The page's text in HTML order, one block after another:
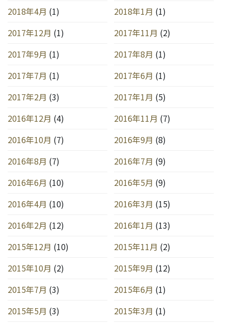
2018年4月 (1) 2018年1月 (1)
2017年12月 (1) 2017年11月 (2)
2017年9月 (1) 2017年8月 (1)
2017年7月 (1) 2017年6月 (1)
2017年2月 (3) 2017年1月 (5)
2016年12月 (4) 2016年11月 (7)
2016年10月 (7) 2016年9月 (8)
2016年8月 (7) 2016年7月 (9)
2016年6月 (10) 2016年5月 (9)
2016年4月 (10) 2016年3月 (15)
2016年2月 (12) 2016年1月 (13)
2015年12月 (10) 2015年11月 (2)
2015年10月 (2) 2015年9月 (12)
2015年7月 (3) 2015年6月 (1)
2015年5月 (3) 2015年3月 (1)